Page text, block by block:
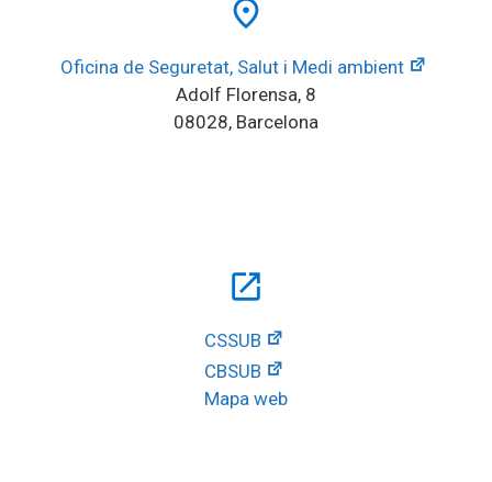
place
Oficina de Seguretat, Salut i Medi ambient
Adolf Florensa, 8
08028, Barcelona
open_in_new
CSSUB
CBSUB
Mapa web